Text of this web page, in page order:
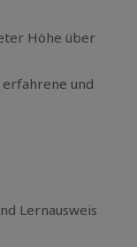
Höhe über
und
Lernausweis